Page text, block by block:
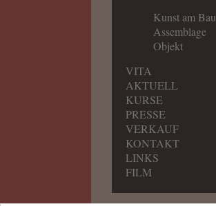
Kunst am Bau
Assemblage
Objekt
VITA
AKTUELL
KURSE
PRESSE
VERKAUF
KONTAKT
LINKS
FILM